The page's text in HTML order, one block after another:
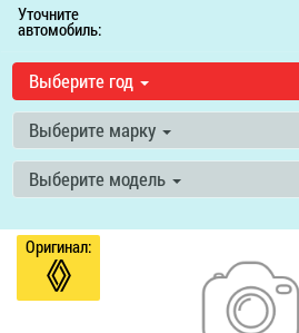
Уточните
автомобиль:
Выберите год
Выберите марку
Выберите модель
Оригинал: